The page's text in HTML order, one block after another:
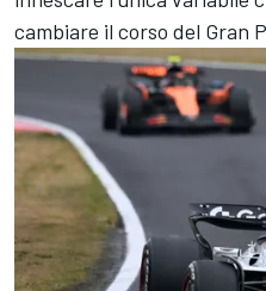
cambiare il corso del Gran